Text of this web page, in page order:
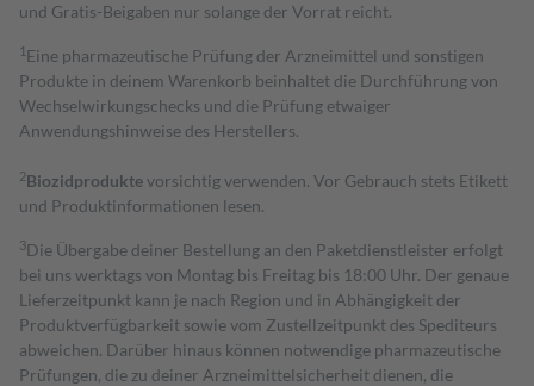
und Gratis-Beigaben nur solange der Vorrat reicht.
1 Eine pharmazeutische Prüfung der Arzneimittel und sonstigen
Produkte in deinem Warenkorb beinhaltet die Durchführung von
Wechselwirkungschecks und die Prüfung etwaiger
Anwendungshinweise des Herstellers.
2Biozidproduktevorsichtig verwenden. Vor Gebrauch stets Etikett
und Produktinformationen lesen.
3Die Übergabe deiner Bestellung an den Paketdienstleister erfolgt
bei uns werktags von Montag bis Freitag bis 18:00 Uhr. Der genaue
Lieferzeitpunkt kann je nach Region und in Abhängigkeit der
Produktverfügbarkeit sowie vom Zustellzeitpunkt des Spediteurs
abweichen. Darüber hinaus können notwendige pharmazeutische
Prüfungen, die zu deiner Arzneimittelsicherheit dienen, die